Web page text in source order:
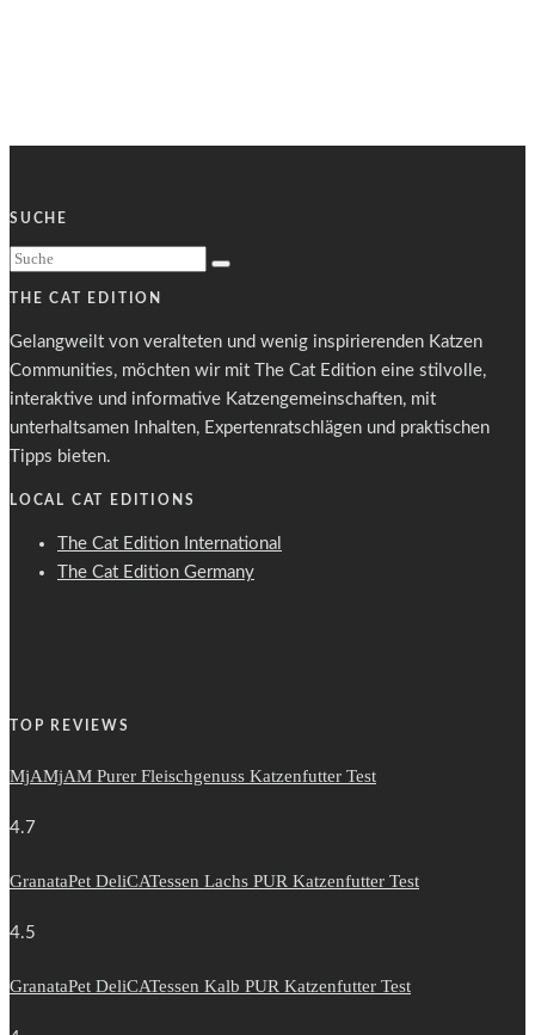
SUCHE
THE CAT EDITION
Gelangweilt von veralteten und wenig inspirierenden Katzen
Communities, möchten wir mit The Cat Edition eine stilvolle,
interaktive und informative Katzengemeinschaften, mit
unterhaltsamen Inhalten, Expertenratschlägen und praktischen
Tipps bieten.
LOCAL CAT EDITIONS
The Cat Edition International
The Cat Edition Germany
TOP REVIEWS
MjAMjAM Purer Fleischgenuss Katzenfutter Test
4.7
GranataPet DeliCATessen Lachs PUR Katzenfutter Test
4.5
GranataPet DeliCATessen Kalb PUR Katzenfutter Test